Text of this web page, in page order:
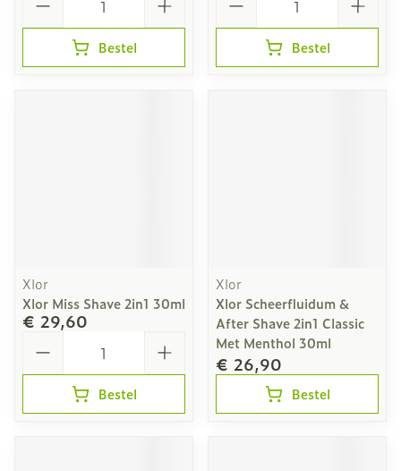
Bestel Bestel
Xlor
Xlor Miss Shave 2in1 30ml
€ 29,60
Bestel
Xlor
Xlor Scheerfluidum &
After Shave 2in1 Classic
Met Menthol 30ml
€ 26,90
Bestel